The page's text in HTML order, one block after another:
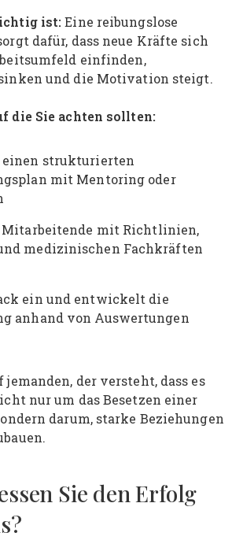
ist:Eine reibungslose
dafür, dass neue Kräfte sich
einfinden,
und die Motivation steigt.
die Sie achten sollten:
einen strukturierten
mit Mentoring oder
Mitarbeitende mit Richtlinien,
medizinischen Fachkräften
ein und entwickelt die
anhand von Auswertungen
jemanden, der versteht, dass es
nur um das Besetzen einer
darum, starke Beziehungen
Sie den Erfolg